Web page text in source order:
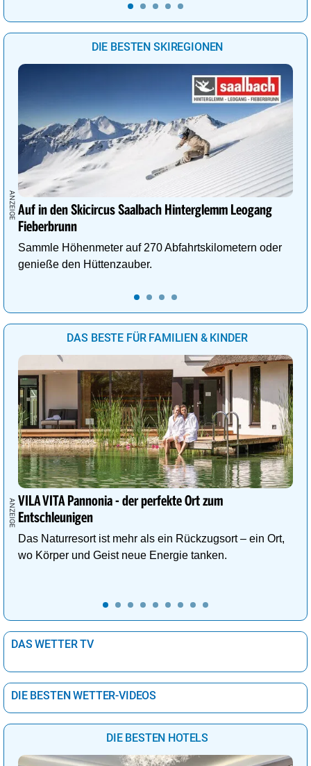
DIE BESTEN SKIREGIONEN
Auf in den Skicircus Saalbach Hinterglemm Leogang
Fieberbrunn
Sammle Höhenmeter auf 270 Abfahrtskilometern oder
genieße den Hüttenzauber.
DAS BESTE FÜR FAMILIEN & KINDER
VILA VITA Pannonia - der perfekte Ort zum
Entschleunigen
Das Naturresort ist mehr als ein Rückzugsort – ein Ort,
wo Körper und Geist neue Energie tanken.
DAS WETTER TV
DIE BESTEN WETTER-VIDEOS
DIE BESTEN HOTELS